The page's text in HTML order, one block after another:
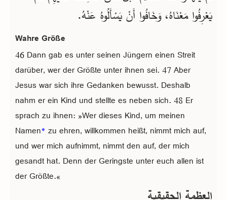
يَعْرِفُوا مَعْنَاهُ، وَخَافُوا أَنْ يَسْأَلُوهُ عَنْهُ.
Wahre Größe
46 Dann gab es unter seinen Jüngern einen Streit
darüber, wer der Größte unter ihnen sei. 47 Aber
Jesus war sich ihre Gedanken bewusst. Deshalb
nahm er ein Kind und stellte es neben sich. 48 Er
sprach zu ihnen: »Wer dieses Kind, um meinen
Namen* zu ehren, willkommen heißt, nimmt mich auf,
und wer mich aufnimmt, nimmt den auf, der mich
gesandt hat. Denn der Geringste unter euch allen ist
der Größte.«
العظمة الحقيقية